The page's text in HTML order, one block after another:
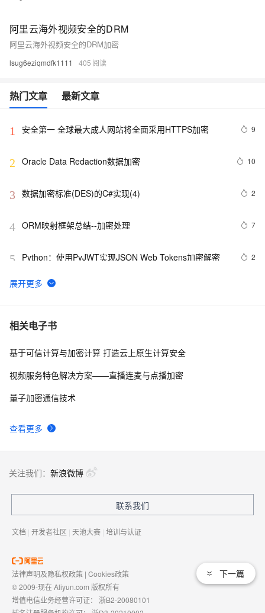
阿里云海外视频安全的DRM
阿里云海外视频安全的DRM加密
lsug6eziqmdfk1111 405
热门文章 最新文章
1 安全第一 全球最大成人网站将全面采用HTTPS加密 9
2 Oracle Data Redaction数据加密 10
3 数据加密标准(DES)的C#实现(4) 2
4 ORM映射框架总结--加密处理 7
5 Python：使用PyJWT实现JSON Web Tokens加密解密 2
6 清空所有控件的文字信息 和MD5加密
7 Spring Boot中的数据加密与解密
8 【Android 安全】DEX 加密 ( 常用 Android 反编译工具 |
相关电子书
查看更多
基于可信计算与加密计算 打造云上原生计算安全
视频服务特色解决方案——直播连麦与点播加密
量子加密通信技术
下一篇
关注我们： 新浪微博
联系我们
文档 | 开发者社区 | 天池大赛 | 培训与认证
法律声明及隐私权政策 | Cookies政策
© 2009-现在 Aliyun.com 版权所有
增值电信业务经营许可证： 浙B2-20080101